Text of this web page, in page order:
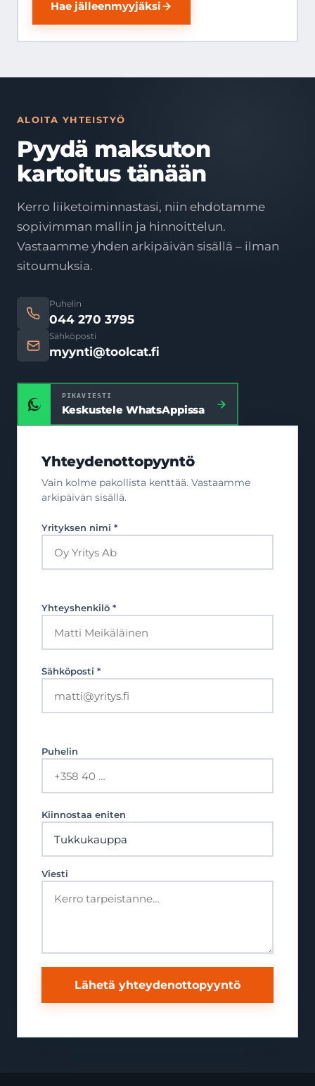
Hae jälleenmyyjäksi
ALOITA YHTEISTYÖ
Pyydä maksuton
kartoitus tänään
Kerro liiketoiminnastasi, niin ehdotamme
sopivimman mallin ja hinnoittelun.
Vastaamme yhden arkipäivän sisällä – ilman
sitoumuksia.
Puhelin
044 270 3795
Sähköposti
myynti@toolcat.fi
PIKAVIESTI
Keskustele WhatsAppissa
Yhteydenottopyyntö
Vain kolme pakollista kenttää. Vastaamme
arkipäivän sisällä.
Yrityksen nimi *
Yhteyshenkilö *
Sähköposti *
Puhelin
Kiinnostaa eniten
Viesti